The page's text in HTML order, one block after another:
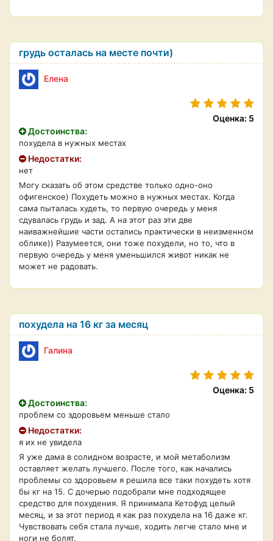
грудь осталась на месте почти)
Елена
Оценка: 5
Достоинства:
похудела в нужных местах
Недостатки:
нет
Могу сказать об этом средстве только одно-оно
офигенское) Похудеть можно в нужных местах. Когда
сама пыталась худеть, то первую очередь у меня
сдувалась грудь и зад. А на этот раз эти две
наиважнейшие части остались практически в неизменном
облике)) Разумеется, они тоже похудели, но то, что в
первую очередь у меня уменьшился живот никак не
может не радовать.
похудела на 16 кг за месяц
Галина
Оценка: 5
Достоинства:
проблем со здоровьем меньше стало
Недостатки:
я их не увидела
Я уже дама в солидном возрасте, и мой метаболизм
оставляет желать лучшего. После того, как начались
проблемы со здоровьем я решила все таки похудеть хотя
бы кг на 15. С дочерью подобрали мне подходящее
средство для похудения. Я принимала Кетофуд целый
месяц, и за этот период я как раз похудела на 16 даже кг.
Чувствовать себя стала лучше, ходить легче стало мне и
ноги не болят.